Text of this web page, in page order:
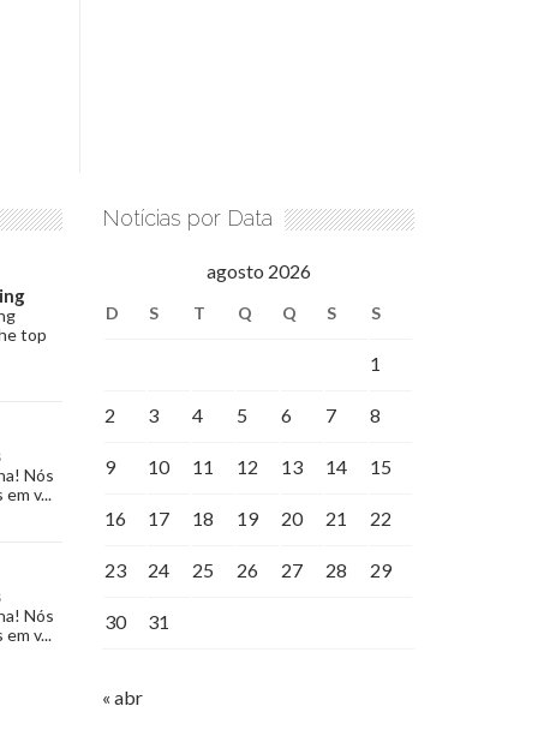
top
Nós
v...
Nós
v...
Notícias por Data
agosto 2026
D S T Q Q S S
1
2 3 4 5 6 7 8
9 10 11 12 13 14 15
16 17 18 19 20 21 22
23 24 25 26 27 28 29
30 31
« abr